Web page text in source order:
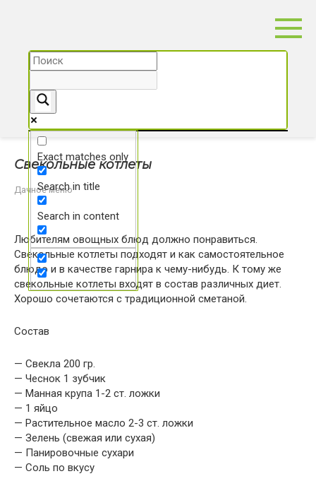
Exact matches only
Search in title
Search in content
Свекольные котлеты
Дачное меню
Любителям овощных блюд должно понравиться.
Свекольные котлеты подходят и как самостоятельное
блюдо и в качестве гарнира к чему-нибудь. К тому же
свекольные котлеты входят в состав различных диет.
Хорошо сочетаются с традиционной сметаной.
Состав
— Свекла 200 гр.
— Чеснок 1 зубчик
— Манная крупа 1-2 ст. ложки
— 1 яйцо
— Растительное масло 2-3 ст. ложки
— Зелень (свежая или сухая)
— Панировочные сухари
— Соль по вкусу